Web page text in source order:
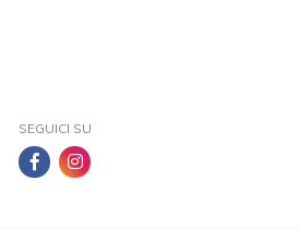
SEGUICI SU